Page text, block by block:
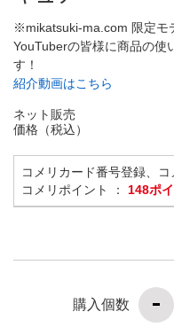
※mikatsuki-ma.com 限定モ
YouTuberの皆様に商品の使
す！
紹介動画はこちら
ネット販売
価格（税込）
コメリカード番号登録、
コメリポイント ： 148ポ
購入個数